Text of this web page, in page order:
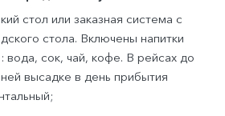
стол или заказная система с
стола. Включены напитки
вода, сок, чай, кофе. В рейсах до
высадке в день прибытия